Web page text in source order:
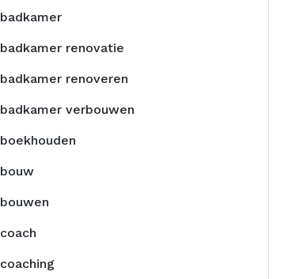
badkamer
badkamer renovatie
badkamer renoveren
badkamer verbouwen
boekhouden
bouw
bouwen
coach
coaching